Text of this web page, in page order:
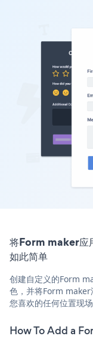
将Form maker应
如此简单
创建自定义的Form
色，并将Form maker
您喜欢的任何位置现场
How To Add a